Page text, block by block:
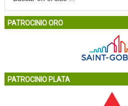
PATROCINIO ORO
PATROCINIO PLATA